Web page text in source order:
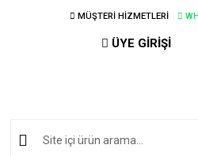
MÜŞTERİ HİZMETLERİ
ÜYE GİRİŞİ